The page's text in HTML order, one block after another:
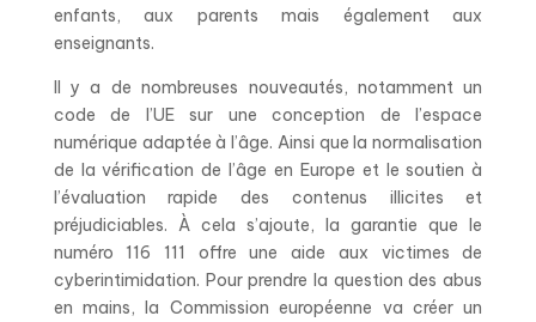
enfants, aux parents mais également aux
enseignants.
Il y a de nombreuses nouveautés, notamment un
code de l’UE sur une conception de l’espace
numérique adaptée à l’âge. Ainsi que la normalisation
de la vérification de l’âge en Europe et le soutien à
l’évaluation rapide des contenus illicites et
préjudiciables. À cela s’ajoute, la garantie que le
numéro 116 111 offre une aide aux victimes de
cyberintimidation. Pour prendre la question des abus
en mains, la Commission européenne va créer un